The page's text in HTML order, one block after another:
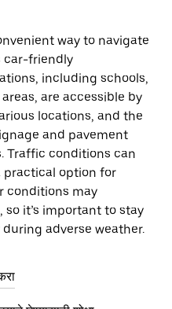
way to navigate
car-friendly
including schools,
are accessible by
locations, and the
and pavement
Traffic conditions can
practical option for
conditions may
it’s important to stay
adverse weather.